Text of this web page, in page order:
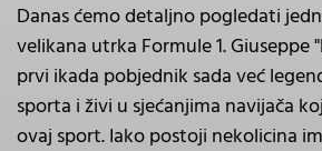
Danas ćemo detaljno pogledati
velikana utrka Formule 1. Giuseppe
prvi ikada pobjednik sada već
sporta i živi u sjećanjima navijača
ovaj sport. Iako postoji nekolicina